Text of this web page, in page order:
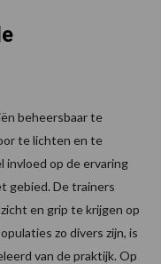
beheersbaar te
te lichten en te
invloed op de ervaring
gebied. De trainers
en grip te krijgen op
zo divers zijn, is
van de praktijk. Op